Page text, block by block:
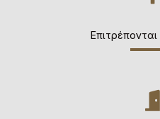
Επιτρέπονται